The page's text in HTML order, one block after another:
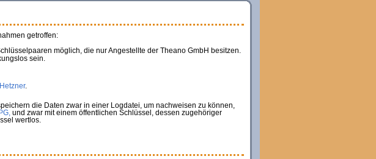
getroffen:
möglich, die nur Angestellte der Theano GmbH besitzen.
sein.
Hetzner.
die Daten zwar in einer Logdatei, um nachweisen zu können,
und zwar mit einem öffentlichen Schlüssel, dessen zugehöriger
wertlos.